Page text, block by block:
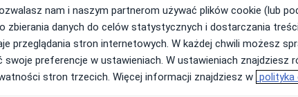
Dziś
6 Sie
Jutro
7 Sie
Sob,
8 Sie
Ndz,
9 Sie
nam i naszym partnerom używać plików cookie (lub
zbierania danych do celów statystycznych i dostarczania
przeglądania stron internetowych. W każdej chwili możesz
swoje preferencje w ustawieniach. W ustawieniach znajdziesz
stron trzecich. Więcej informacji znajdziesz w polityka